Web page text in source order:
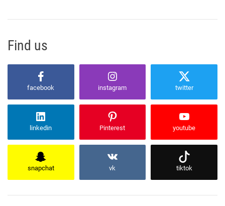
a
Find us
facebook instagram twitter
linkedin Pinterest youtube
snapchat vk tiktok